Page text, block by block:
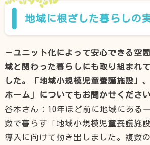
地域に根ざした暮らしの
－ユニット化によって安心できる空
域と関わった暮らしにも取り組まれ
した。「地域小規模児童養護施設」
ホーム」についてもお聞かせください
谷本さん：10年ほど前に地域にある
数で暮らす「地域小規模児童養護施
導入に向けて動き出しました。複数